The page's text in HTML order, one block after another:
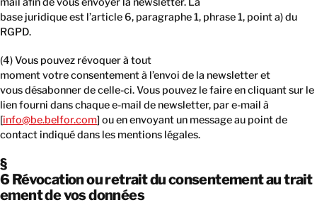
base juridique est l’article 6, paragraphe 1, phrase 1, point a) du
RGPD.
(4) Vous pouvez révoquer à tout
moment votre consentement à l’envoi de la newsletter et
vous désabonner de celle-ci. Vous pouvez le faire en cliquant sur le
lien fourni dans chaque e-mail de newsletter, par e-mail à
[info@be.belfor.com] ou en envoyant un message au point de
contact indiqué dans les mentions légales.
§
6 Révocation ou retrait du consentement au trait
ement de vos données